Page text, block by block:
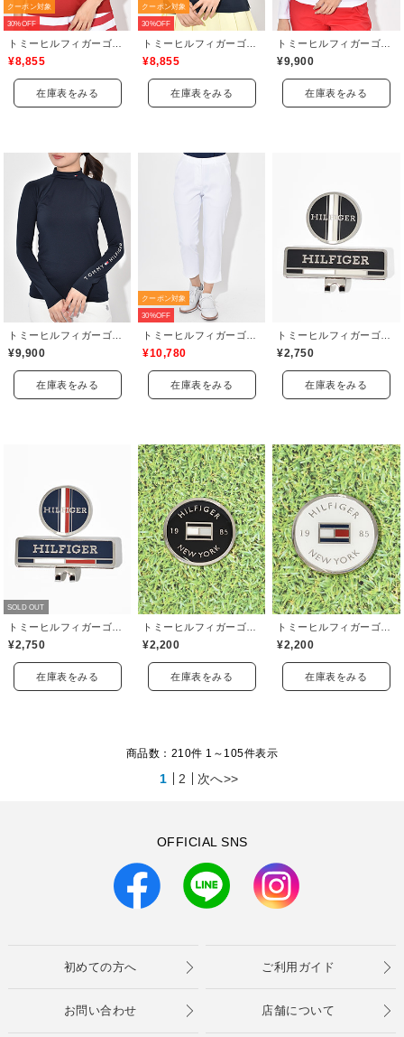
クーポン対象
30%OFF
¥8,855
在庫表をみる
クーポン対象
30%OFF
¥8,855
在庫表をみる
¥9,900
在庫表をみる
¥9,900
在庫表をみる
クーポン対象
30%OFF
¥10,780
在庫表をみる
¥2,750
在庫表をみる
SOLD OUT
¥2,750
在庫表をみる
¥2,200
在庫表をみる
¥2,200
在庫表をみる
商品数：210件 1～ 105件表示
1 2 次へ>>
OFFICIAL SNS
初めての方へ ご利用ガイド
お問い合わせ 店舗について